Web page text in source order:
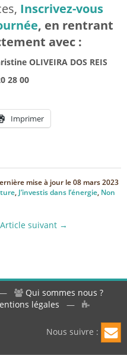
Inscrivez-vous
, en rentrant
avec :
OLIVEIRA DOS REIS
28 00
Imprimer
mise à jour le08 mars 2023
, J’investis dans l’énergie, Non
Article suivant →
Qui sommes nous ?
légales —
Nous suivre :